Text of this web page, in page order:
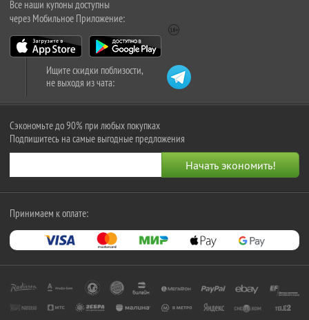
Все наши купоны доступны
через Мобильное Приложение:
Ищите скидки поблизости,
не выходя из чата:
Сэкономьте до 90% при любых покупках
Подпишитесь на самые выгодные предложения
Принимаем к оплате: